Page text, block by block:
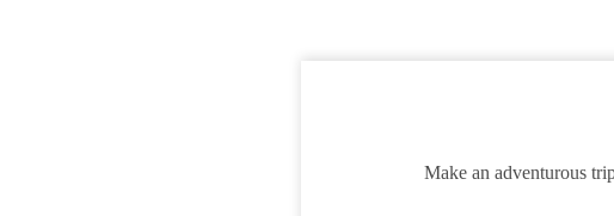
Make an adventurous